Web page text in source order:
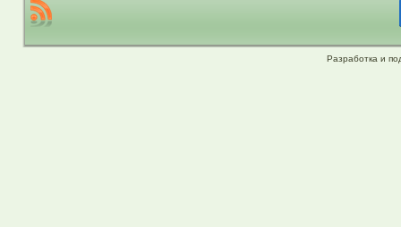
Разработка и